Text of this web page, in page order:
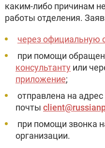
каким-либо причинам
работы отделения.
через официальную
при помощи
консультанту или
приложение;
отправлена на
почты
при помощи звонка
организации.